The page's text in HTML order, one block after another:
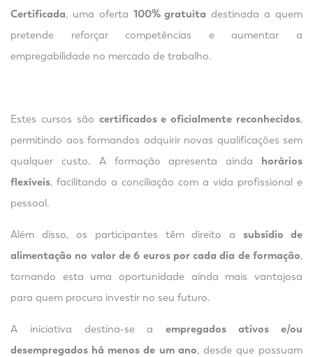
Certificada, uma oferta 100% gratuita destinada a quem
pretende reforçar competências e aumentar a
empregabilidade no mercado de trabalho.
Estes cursos são certificados e oficialmente reconhecidos,
permitindo aos formandos adquirir novas qualificações sem
qualquer custo. A formação apresenta ainda horários
flexíveis, facilitando a conciliação com a vida profissional e
pessoal.
Além disso, os participantes têm direito asubsídio de
alimentação no valor de 6 euros por cada dia de formação,
tornando esta uma oportunidade ainda mais vantajosa
para quem procura investir no seu futuro.
A iniciativa destina-se aempregados ativos e/ou
desempregados há menos de um ano, desde que possuam